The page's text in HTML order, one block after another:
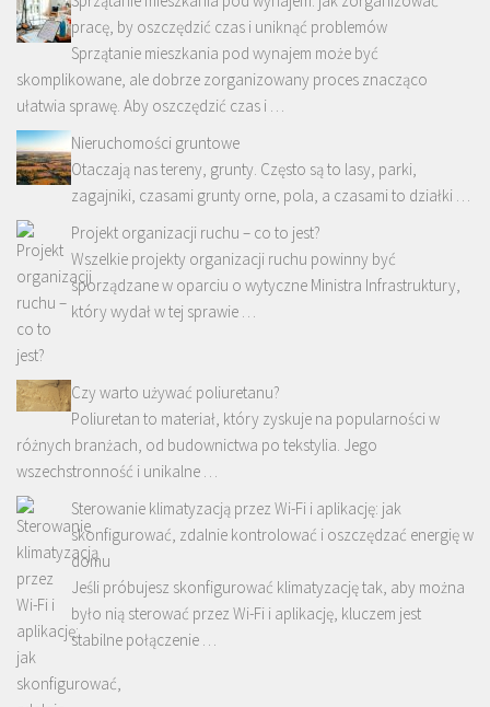
pracę, by oszczędzić czas i uniknąć problemów
Sprzątanie mieszkania pod wynajem może być
skomplikowane, ale dobrze zorganizowany proces znacząco
ułatwia sprawę. Aby oszczędzić czas i …
Nieruchomości gruntowe
Otaczają nas tereny, grunty. Często są to lasy, parki,
zagajniki, czasami grunty orne, pola, a czasami to działki …
Projekt organizacji ruchu – co to jest?
Wszelkie projekty organizacji ruchu powinny być
sporządzane w oparciu o wytyczne Ministra Infrastruktury,
który wydał w tej sprawie …
Czy warto używać poliuretanu?
Poliuretan to materiał, który zyskuje na popularności w
różnych branżach, od budownictwa po tekstylia. Jego
wszechstronność i unikalne …
Sterowanie klimatyzacją przez Wi-Fi i aplikację: jak
skonfigurować, zdalnie kontrolować i oszczędzać energię w
domu
Jeśli próbujesz skonfigurować klimatyzację tak, aby można
było nią sterować przez Wi-Fi i aplikację, kluczem jest
stabilne połączenie …